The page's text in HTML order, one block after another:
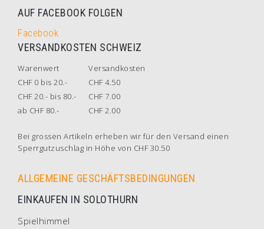
AUF FACEBOOK FOLGEN
Facebook
VERSANDKOSTEN SCHWEIZ
Warenwert
Versandkosten
CHF 0 bis 20.-
CHF 4.50
CHF 20.- bis 80.-
CHF 7.00
ab CHF 80.-
CHF 2.00
Bei grossen Artikeln erheben wir für den Versand einen
Sperrgutzuschlag in Höhe von CHF 30.50
ALLGEMEINE GESCHÄFTSBEDINGUNGEN
EINKAUFEN IN SOLOTHURN
Spielhimmel